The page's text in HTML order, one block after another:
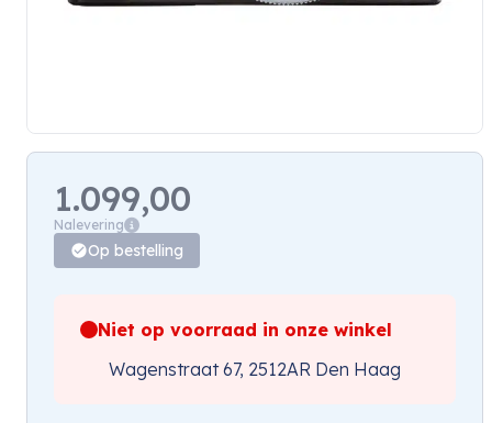
1.099,00
Nalevering
Op bestelling
Niet op voorraad in onze winkel
Wagenstraat 67, 2512AR Den Haag